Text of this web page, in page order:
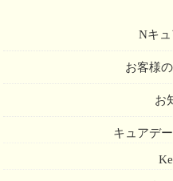
Nキ
お客様
お
キュアデ